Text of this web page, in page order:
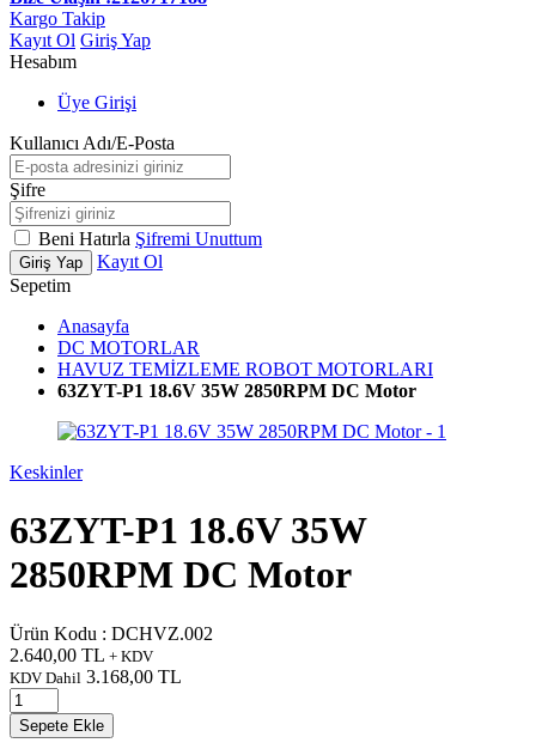
Kargo Takip
Kayıt Ol Giriş Yap
Hesabım
Üye Girişi
Kullanıcı Adı/E-Posta
Şifre
Beni Hatırla Şifremi Unuttum
Giriş Yap
Kayıt Ol
Sepetim
Anasayfa
DC MOTORLAR
HAVUZ TEMİZLEME ROBOT MOTORLARI
63ZYT-P1 18.6V 35W 2850RPM DC Motor
Keskinler
63ZYT-P1 18.6V 35W
2850RPM DC Motor
Ürün Kodu : DCHVZ.002
2.640,00 TL + KDV
KDV Dahil 3.168,00 TL
Sepete Ekle